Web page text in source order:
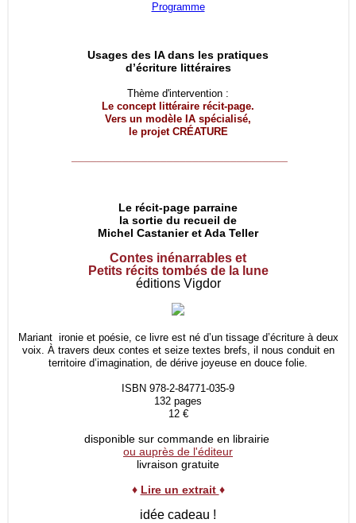
Programme
Usages des IA dans les pratiques
d’écriture littéraires
Thème d'intervention :
Le concept littéraire récit-page.
Vers un modèle IA spécialisé,
le projet CRÉATURE
Le récit-page parraine
la sortie du recueil de
Michel Castanier et Ada Teller
Contes inénarrables et
Petits récits tombés de la lune
éditions Vigdor
Mariant ironie et poésie, ce livre est né d’un tissage d’écriture à deux
voix. À travers deux contes et seize textes brefs, il nous conduit en
territoire d’imagination, de dérive joyeuse en douce folie.
ISBN 978-2-84771-035-9
132 pages
12 €
disponible sur commande en librairie
ou auprès de l'éditeur
livraison gratuite
♦ Lire un extrait ♦
idée cadeau !